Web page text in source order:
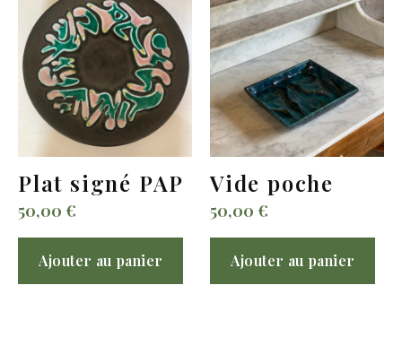
Plat signé PAP
50,00€
Ajouter au panier
Vide poche
50,00€
Ajouter au panier